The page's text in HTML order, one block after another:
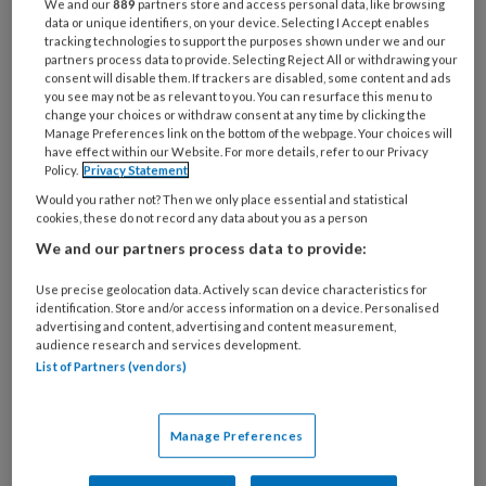
iets te leren.
21 JANUARI 2026 ACHTERGROND GEZONDHEID
We and our889 partners store and access personal data, like browsing
data or unique identifiers, on your device. Selecting I Accept enables
tracking technologies to support the purposes shown under we and our
partners process data to provide. Selecting Reject All or withdrawing your
consent will disable them. If trackers are disabled, some content and ads
you see may not be as relevant to you. You can resurface this menu to
change your choices or withdraw consent at any time by clicking the
Manage Preferences link on the bottom of the webpage. Your choices will
have effect within our Website. For more details, refer to our Privacy
Policy. Privacy Statement
Would you rather not? Then we only place essential and statistical
cookies, these do not record any data about you as a person
We and our partners process data to provide:
Use precise geolocation data. Actively scan device characteristics for
identification. Store and/or access information on a device. Personalised
advertising and content, advertising and content measurement,
audience research and services development.
List of Partners (vendors)
Manage Preferences